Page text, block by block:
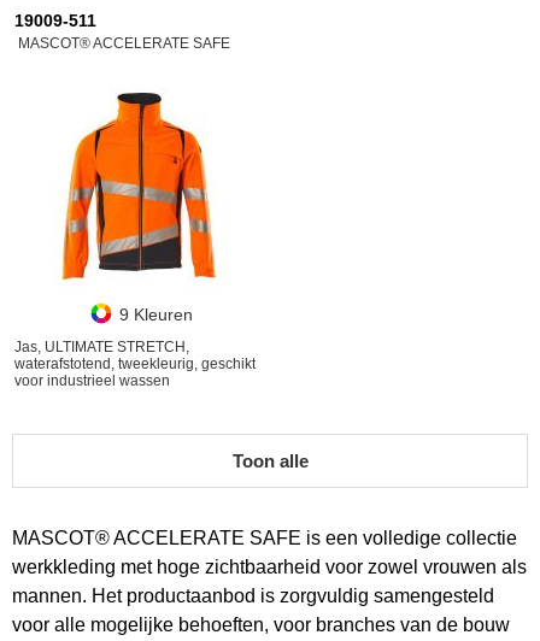
19009-511
MASCOT® ACCELERATE SAFE
9 Kleuren
Jas, ULTIMATE STRETCH,
waterafstotend, tweekleurig, geschikt
voor industrieel wassen
Toon alle
MASCOT® ACCELERATE SAFE is een volledige collectie
werkkleding met hoge zichtbaarheid voor zowel vrouwen als
mannen. Het productaanbod is zorgvuldig samengesteld
voor alle mogelijke behoeften, voor branches van de bouw